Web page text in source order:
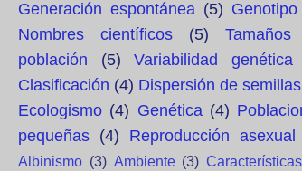
Generación espontánea (5) Genotipo
Nombres científicos
(5)
población
(5)
Variabilidad genética
Clasificación (4) Dispersión de semillas
Ecologismo (4) Genética (4)
pequeñas (4) Reproducción asexual
Albinismo (3) Ambiente (3)